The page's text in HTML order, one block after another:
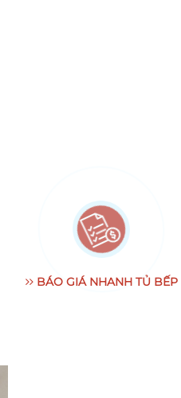
BÁO GIÁ NHANH TỦ BẾP